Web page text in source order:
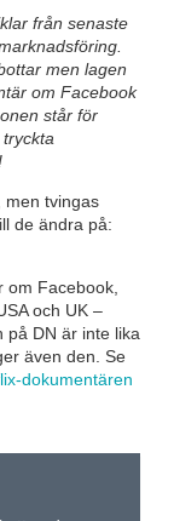
från senaste
men lagen
om Facebook
står för
men tvingas
de ändra på:
om Facebook,
och UK –
på DN är inte lika
även den. Se
dokumentären